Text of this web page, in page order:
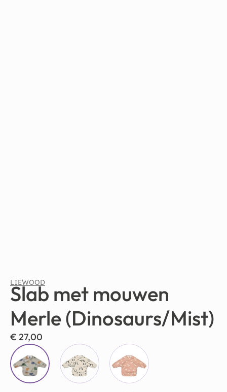
LIEWOOD
Slab met mouwen
Merle (Dinosaurs/Mist)
€ 27,00